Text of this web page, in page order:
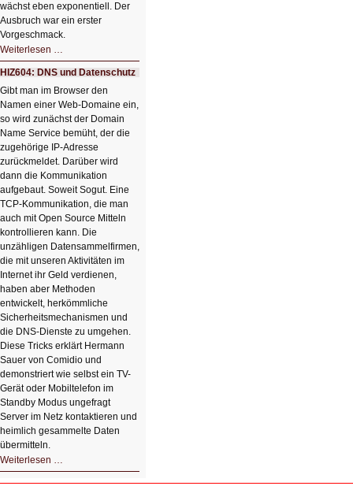
wächst eben exponentiell. Der
Ausbruch war ein erster
Vorgeschmack.
Weiterlesen …
Der
Ausbruch
der
KI
HIZ604: DNS und Datenschutz
Gibt man im Browser den
Namen einer Web-Domaine ein,
so wird zunächst der Domain
Name Service bemüht, der die
zugehörige IP-Adresse
zurückmeldet. Darüber wird
dann die Kommunikation
aufgebaut. Soweit Sogut. Eine
TCP-Kommunikation, die man
auch mit Open Source Mitteln
kontrollieren kann. Die
unzähligen Datensammelfirmen,
die mit unseren Aktivitäten im
Internet ihr Geld verdienen,
haben aber Methoden
entwickelt, herkömmliche
Sicherheitsmechanismen und
die DNS-Dienste zu umgehen.
Diese Tricks erklärt Hermann
Sauer von Comidio und
demonstriert wie selbst ein TV-
Gerät oder Mobiltelefon im
Standby Modus ungefragt
Server im Netz kontaktieren und
heimlich gesammelte Daten
übermitteln.
Weiterlesen …
DNS